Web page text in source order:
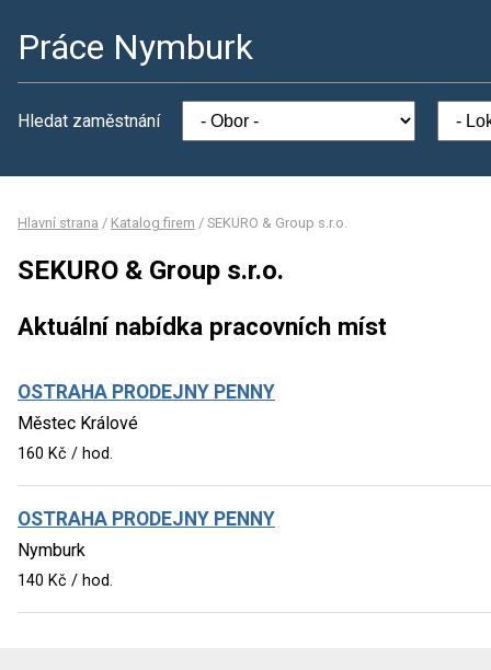
Práce Nymburk
Hledat zaměstnání
Hlavní strana / Katalog firem / SEKURO & Group s.r.o.
SEKURO & Group s.r.o.
Aktuální nabídka pracovních míst
OSTRAHA PRODEJNY PENNY
Městec Králové
160 Kč / hod.
OSTRAHA PRODEJNY PENNY
Nymburk
140 Kč / hod.